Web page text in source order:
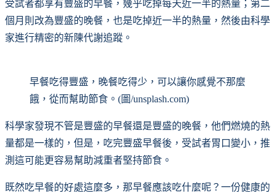
受試者都享有豐盛的早餐，幾乎吃掉每天近一半的熱量；第二
個月則改為豐盛的晚餐，也是吃掉近一半的熱量，然後由科學
家進行精密的新陳代謝追蹤。
早餐吃得豐盛，晚餐吃得少，可以讓你感覺不那麼
餓，從而幫助節食。(圖/unsplash.com)
科學家發現不管是豐盛的早餐還是豐盛的晚餐，他們燃燒的熱
量都是一樣的，但是，吃完豐盛早餐後，受試者胃口變小，推
測這可能更容易幫助減重者堅持節食。
既然吃早餐的好處這麼多，那早餐應該吃什麼呢？一份健康的